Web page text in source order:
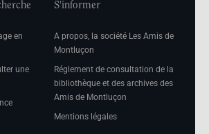
en
une
S'informer
A propos, la société Les Amis de
Montluçon
Réglement de consultation de la
bibliothèque et des archives des
Amis de Montluçon
Mentions légales